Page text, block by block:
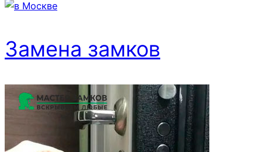
Замена замков